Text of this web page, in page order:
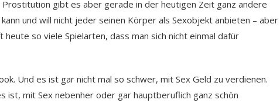
gibt es aber gerade in der heutigen Zeit ganz andere
und will nicht jeder seinen Körper als Sexobjekt anbieten – aber
so viele Spielarten, dass man sich nicht einmal dafür
Und es ist gar nicht mal so schwer, mit Sex Geld zu verdienen.
ist, mit Sex nebenher oder gar hauptberuflich ganz schön